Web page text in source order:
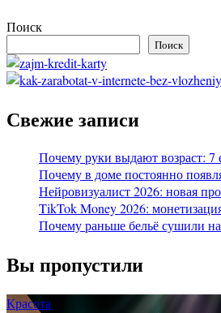
Поиск
Поиск
Свежие записи
Почему руки выдают возраст:
Почему в доме постоянно
Нейровизуалист 2026: новая
TikTok Money 2026:
Почему раньше бельё сушили
Вы пропустили
Красота